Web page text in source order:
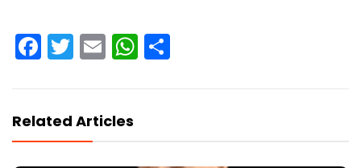
Facebook
Twitter
EmailWhatsApp
Related Articles